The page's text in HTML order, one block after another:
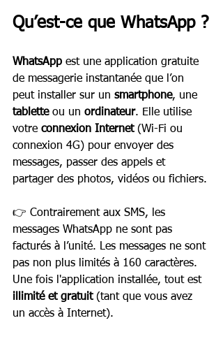
Qu’est-ce que WhatsApp ?
WhatsApp est une application gratuite
de messagerie instantanée que l’on
peut installer sur un smartphone, une
tablette ou un ordinateur. Elle utilise
votre connexion Internet (Wi-Fi ou
connexion 4G) pour envoyer des
messages, passer des appels et
partager des photos, vidéos ou fichiers.
👉 Contrairement aux SMS, les
messages WhatsApp ne sont pas
facturés à l’unité. Les messages ne sont
pas non plus limités à 160 caractères.
Une fois l'application installée, tout est
illimité et gratuit (tant que vous avez
un accès à Internet).